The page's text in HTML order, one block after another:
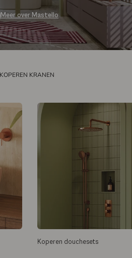
Meer over Mastello
KOPEREN KRANEN
Koperen douchesets